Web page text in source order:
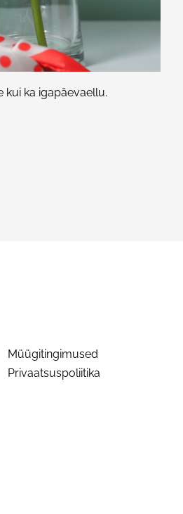
kui ka igapäevaellu.
Müügitingimused
Privaatsuspoliitika